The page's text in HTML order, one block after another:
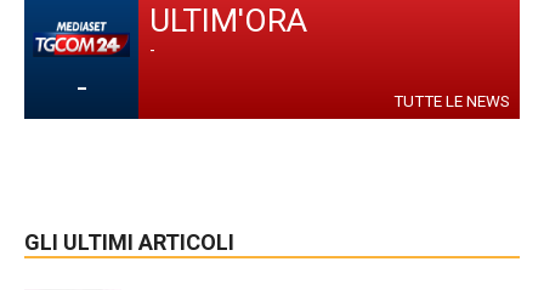
-
ULTIM'ORA
-
TUTTE LE NEWS
GLI ULTIMI ARTICOLI